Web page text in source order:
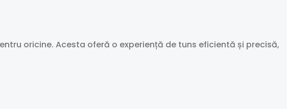
oricine. Acesta oferă o experiență de tuns eficientă și precisă,